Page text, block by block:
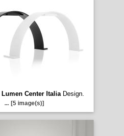
Lumen Center ItaliaDesign.
... [5 image(s)]